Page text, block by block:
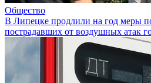
Общество
В Липецке продлили на год меры
пострадавших от воздушных атак